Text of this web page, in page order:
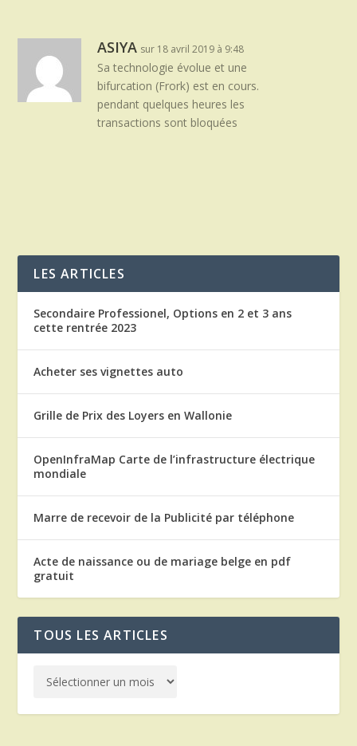
ASIYA sur 18 avril 2019 à 9:48
Sa technologie évolue et une
bifurcation (Frork) est en cours.
pendant quelques heures les
transactions sont bloquées
LES ARTICLES
Secondaire Professionel, Options en 2 et 3 ans
cette rentrée 2023
Acheter ses vignettes auto
Grille de Prix des Loyers en Wallonie
OpenInfraMap Carte de l’infrastructure électrique
mondiale
Marre de recevoir de la Publicité par téléphone
Acte de naissance ou de mariage belge en pdf
gratuit
TOUS LES ARTICLES